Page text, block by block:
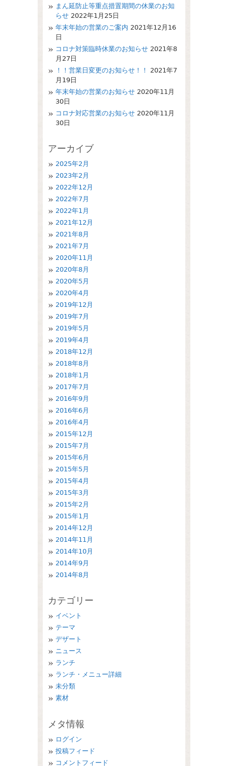
まん延防止等重点措置期間の休業のお知
らせ 2022年1月25日
年末年始の営業のご案内 2021年12月16
日
コロナ対策臨時休業のお知らせ 2021年8
月27日
！！営業日変更のお知らせ！！
2021年7
月19日
年末年始の営業のお知らせ 2020年11月
30日
コロナ対応営業のお知らせ 2020年11月
30日
アーカイブ
2025年2月
2023年2月
2022年12月
2022年7月
2022年1月
2021年12月
2021年8月
2021年7月
2020年11月
2020年8月
2020年5月
2020年4月
2019年12月
2019年7月
2019年5月
2019年4月
2018年12月
2018年8月
2018年1月
2017年7月
2016年9月
2016年6月
2016年4月
2015年12月
2015年7月
2015年6月
2015年5月
2015年4月
2015年3月
2015年2月
2015年1月
2014年12月
2014年11月
2014年10月
2014年9月
2014年8月
カテゴリー
イベント
テーマ
デザート
ニュース
ランチ
ランチ・メニュー詳細
未分類
素材
メタ情報
ログイン
投稿フィード
コメントフィード